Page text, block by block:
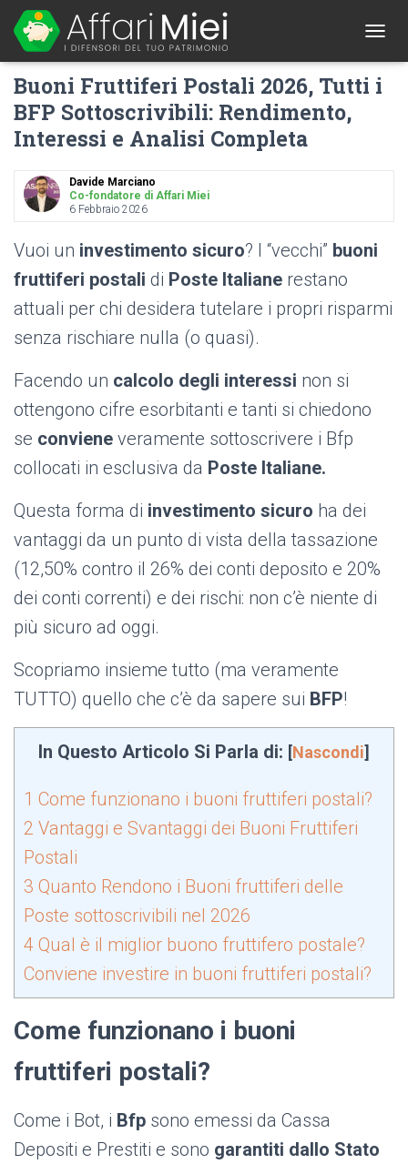
O
G
G
N
Buoni Fruttiferi Postali 2026, Tutti i
BFP Sottoscrivibili: Rendimento,
Interessi e Analisi Completa
Davide Marciano
Co-fondatore di Affari Miei
6 Febbraio 2026
Vuoi un investimento sicuro? I “vecchi” buoni
fruttiferi postali di Poste Italiane restano
attuali per chi desidera tutelare i propri risparmi
senza rischiare nulla (o quasi).
Facendo un calcolo degli interessi non si
ottengono cifre esorbitanti e tanti si chiedono
se conviene veramente sottoscrivere i Bfp
collocati in esclusiva da Poste Italiane.
Questa forma di investimento sicuro ha dei
vantaggi da un punto di vista della tassazione
(12,50% contro il 26% dei conti deposito e 20%
dei conti correnti) e dei rischi: non c’è niente di
più sicuro ad oggi.
Scopriamo insieme tutto (ma veramente
TUTTO) quello che c’è da sapere sui BFP!
In Questo Articolo Si Parla di: [Nascondi]
1 Come funzionano i buoni fruttiferi postali?
2 Vantaggi e Svantaggi dei Buoni Fruttiferi
Postali
3 Quanto Rendono i Buoni fruttiferi delle
Poste sottoscrivibili nel 2026
4 Qual è il miglior buono fruttifero postale?
Conviene investire in buoni fruttiferi postali?
Come funzionano i buoni
fruttiferi postali?
Come i Bot, i Bfp sono emessi da Cassa
Depositi e Prestiti e sono garantiti dallo Stato